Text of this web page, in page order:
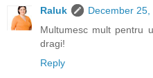
Raluk
December 25,
Multumesc mult pentru
dragi!
Reply